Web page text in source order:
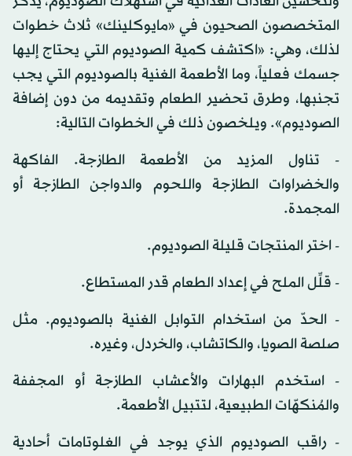
المتخصصون الصحيون في «مايوكلينك» ثلاث خطوات
لذلك، وهي: «اكتشف كمية الصوديوم التي يحتاج إليها
جسمك فعلياً، وما الأطعمة الغنية بالصوديوم التي يجب
تجنبها، وطرق تحضير الطعام وتقديمه من دون إضافة
الصوديوم». ويلخصون ذلك في الخطوات التالية:
- تناول المزيد من الأطعمة الطازجة. الفاكهة
والخضراوات الطازجة واللحوم والدواجن الطازجة أو
المجمدة.
- اختر المنتجات قليلة الصوديوم.
- قلِّل الملح في إعداد الطعام قدر المستطاع.
- الحدّ من استخدام التوابل الغنية بالصوديوم. مثل
صلصة الصويا، والكاتشاب، والخردل، وغيره.
- استخدم البهارات والأعشاب الطازجة أو المجففة
والمُنكهّات الطبيعية، لتتبيل الأطعمة.
- راقب الصوديوم الذي يوجد في الغلوتامات أحادية